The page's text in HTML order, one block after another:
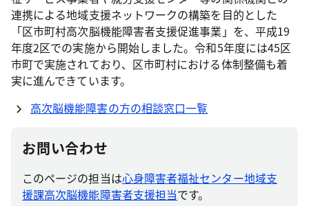
連携による地域支援ネットワークの構築を目的とした
「区市町村高次脳機能障害者支援促進事業」を、平成19
年度2区での実施から開始しました。令和5年度には45区
市町で実施されており、区市町村における体制整備も着
実に進んできています。
高次脳機能障害の方の相談窓口一覧
お問い合わせ
このページの担当は心身障害者福祉センター地域支
援課高次脳機能障害者支援担当です。